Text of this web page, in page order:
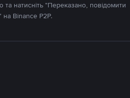
та натисніть "Переказано, повідомити
на Binance P2P.